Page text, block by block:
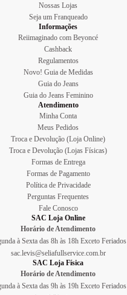
Nossas Lojas
Seja um Franqueado
Informações
Reiimaginado com Beyoncé
Cashback
Regulamentos
Novo! Guia de Medidas
Guia do Jeans
Guia do Jeans Feminino
Atendimento
Minha Conta
Meus Pedidos
Troca e Devolução (Loja Online)
Troca e Devolução (Lojas Físicas)
Formas de Entrega
Formas de Pagamento
Política de Privacidade
Perguntas Frequentes
Fale Conosco
SAC Loja Online
Horário de Atendimento
à Sexta das 8h às 18h Exceto Feriados
sac.levis@seliafullservice.com.br
SAC Loja Física
Horário de Atendimento
à Sexta das 9h às 19h Exceto Feriados